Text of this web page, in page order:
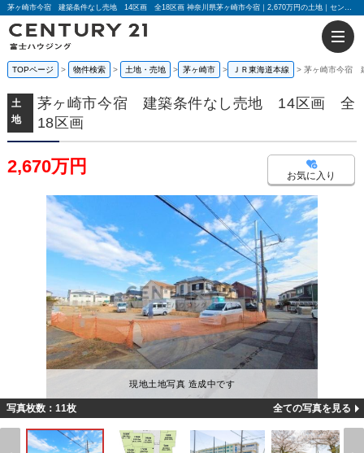
茅ヶ崎市今宿 建築条件なし売地 14区画 全18区画 神奈川県茅ヶ崎市今宿｜2,670万円の土地｜センチュリー21富士ハウジング
TOPページ 物件検索 土地・売地 茅ヶ崎市 ＪＲ東海道本線 茅ヶ崎市今宿
土
地
茅ヶ崎市今宿 建築条件なし売地 14区画 全
18区画
2,670万円 お気に入り
現地土地写真 造成中です
写真枚数：11枚 全ての写真を見る